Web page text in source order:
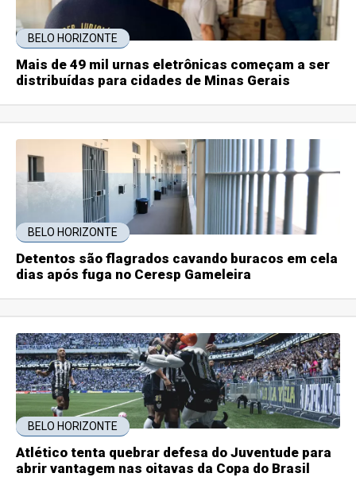
BELO HORIZONTE
Mais de 49 mil urnas eletrônicas começam a ser
distribuídas para cidades de Minas Gerais
BELO HORIZONTE
Detentos são flagrados cavando buracos em cela
dias após fuga no Ceresp Gameleira
BELO HORIZONTE
Atlético tenta quebrar defesa do Juventude para
abrir vantagem nas oitavas da Copa do Brasil